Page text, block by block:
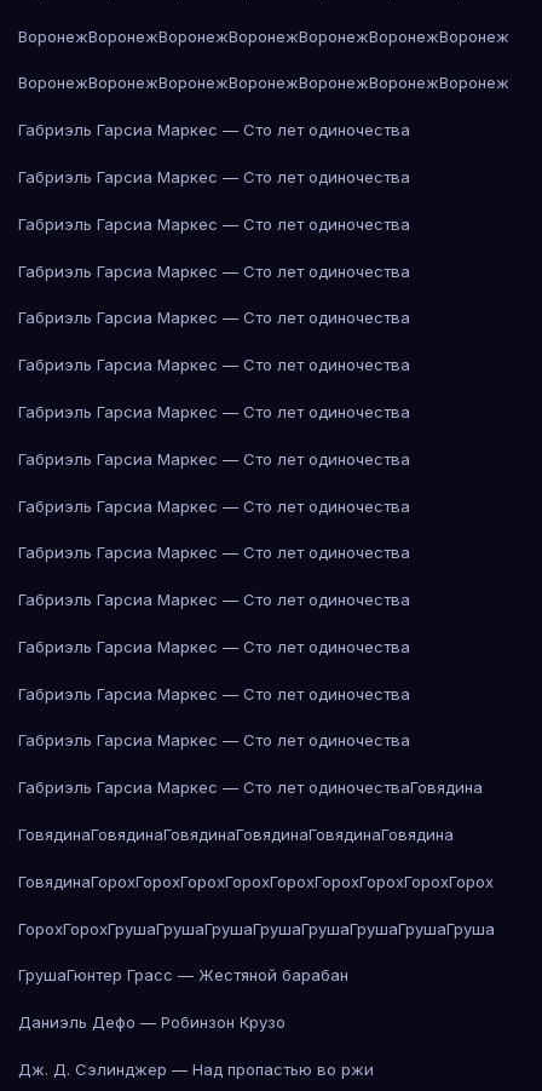
ВоронежВоронежВоронежВоронежВоронежВоронежВоронеж
ВоронежВоронежВоронежВоронежВоронежВоронежВоронеж
Габриэль Гарсиа Маркес — Сто лет одиночества
Габриэль Гарсиа Маркес — Сто лет одиночества
Габриэль Гарсиа Маркес — Сто лет одиночества
Габриэль Гарсиа Маркес — Сто лет одиночества
Габриэль Гарсиа Маркес — Сто лет одиночества
Габриэль Гарсиа Маркес — Сто лет одиночества
Габриэль Гарсиа Маркес — Сто лет одиночества
Габриэль Гарсиа Маркес — Сто лет одиночества
Габриэль Гарсиа Маркес — Сто лет одиночества
Габриэль Гарсиа Маркес — Сто лет одиночества
Габриэль Гарсиа Маркес — Сто лет одиночества
Габриэль Гарсиа Маркес — Сто лет одиночества
Габриэль Гарсиа Маркес — Сто лет одиночества
Габриэль Гарсиа Маркес — Сто лет одиночества
Габриэль Гарсиа Маркес — Сто лет одиночестваГовядина
ГовядинаГовядинаГовядинаГовядинаГовядинаГовядина
ГовядинаГорохГорохГорохГорохГорохГорохГорохГорохГорох
ГорохГорохГрушаГрушаГрушаГрушаГрушаГрушаГрушаГруша
ГрушаГюнтер Грасс — Жестяной барабан
Даниэль Дефо — Робинзон Крузо
Дж. Д. Сэлинджер — Над пропастью во ржи